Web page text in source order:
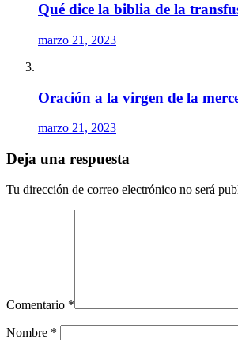
Qué dice la biblia de la
marzo 21, 2023
Oración a la virgen de la
marzo 21, 2023
Deja una respuesta
Tu dirección de correo electrónico no será
Comentario *
Nombre *